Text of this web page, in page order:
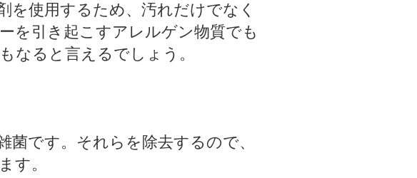
使用するため、汚れだけでなく
を引き起こすアレルゲン物質でも
なると言えるでしょう。
です。それらを除去するので、
す。